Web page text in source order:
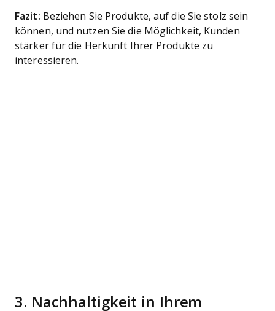
Fazit: Beziehen Sie Produkte, auf die Sie stolz sein
können, und nutzen Sie die Möglichkeit, Kunden
stärker für die Herkunft Ihrer Produkte zu
interessieren.
3. Nachhaltigkeit in Ihrem